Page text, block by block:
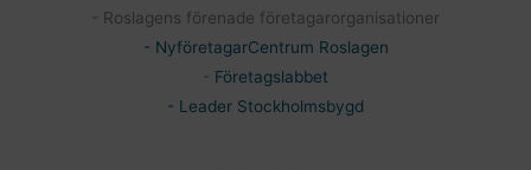
- Roslagens förenade företagarorganisationer
- NyföretagarCentrum Roslagen
Företagslabbet
- Leader Stockholmsbygd